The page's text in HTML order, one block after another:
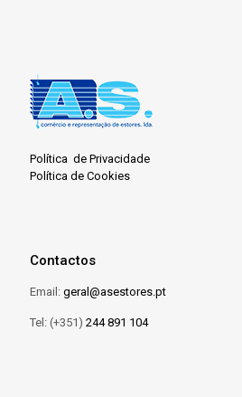
Política de Privacidade
Política de Cookies
Contactos
Email: geral@asestores.pt
Tel: (+351) 244 891 104